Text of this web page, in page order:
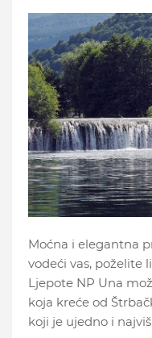
Moćna i elegantna
vodeći vas, poželite
Ljepote NP Una
koja kreće od
koji je ujedno i